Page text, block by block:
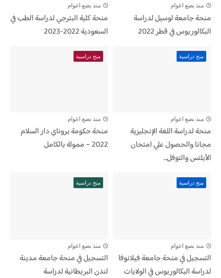
منذ بضع اعوام
منحة جامعة لوسيل لدراسة
البكالوريوس في قطر 2022
منذ بضع اعوام
منحة كلية البترجي لدراسة الطب في
السعودية 2022-2023
منح دراسية
منذ بضع اعوام
منحة لدراسة اللغة الإنجليزية
مجانا والحصول علي امتحان
الأيلتس والتوفل...
منح دراسية
منذ بضع اعوام
منحة حكومة بروناي دار السلام
2022 – ممولة بالكامل
منح دراسية
منذ بضع اعوام
التسجيل في منحة جامعة فيلانوفا
لدراسة البكالوريوس في الولايات
منح دراسية
منذ بضع اعوام
التسجيل في منحة جامعة مدينة
لندن البريطانية لدراسة